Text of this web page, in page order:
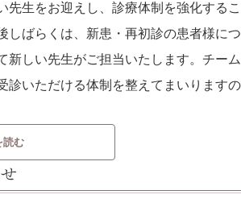
先生をお迎えし、診療体制を強化するこ
しばらくは、新患・再初診の患者様につ
新しい先生がご担当いたします。チーム
診いただける体制を整えてまいりますの
読む